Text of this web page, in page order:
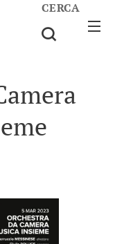
CERCA